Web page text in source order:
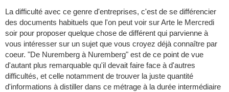
La difficulté avec ce genre d'entreprises, c'est de se différencier
des documents habituels que l'on peut voir sur Arte le Mercredi
soir pour proposer quelque chose de différent qui parvienne à
vous intéresser sur un sujet que vous croyez déjà connaître par
coeur. "De Nuremberg à Nuremberg" est de ce point de vue
d'autant plus remarquable qu'il devait faire face à d'autres
difficultés, et celle notamment de trouver la juste quantité
d'informations à distiller dans ce métrage à la durée intermédiaire